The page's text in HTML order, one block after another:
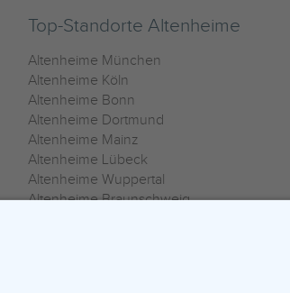
Top-Standorte Altenheime
Altenheime München
Altenheime Köln
Altenheime Bonn
Altenheime Dortmund
Altenheime Mainz
Altenheime Lübeck
Altenheime Wuppertal
Altenheime Braunschweig